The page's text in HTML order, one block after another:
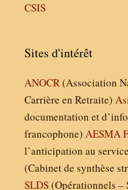
CSIS
Sites d'intérêt
ANOCR(Association
Carrière en Retraite)
documentation et
francophone) AESMA
l’anticipation au
(Cabinet de synthèse
SLDS(Opérationnels –